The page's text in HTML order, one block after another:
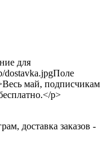
доставка заказов -